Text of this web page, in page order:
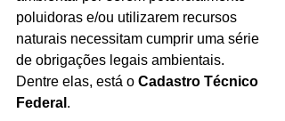
poluidoras e/ou utilizarem recursos
naturais necessitam cumprir uma série
de obrigações legais ambientais.
Dentre elas, está o Cadastro Técnico
Federal .